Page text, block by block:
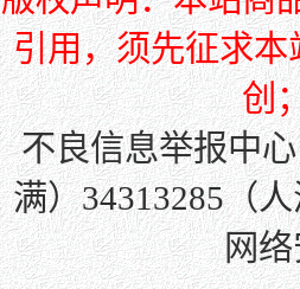
引用，须先征求本
创
不良信息举报中心
满）34313285（
网